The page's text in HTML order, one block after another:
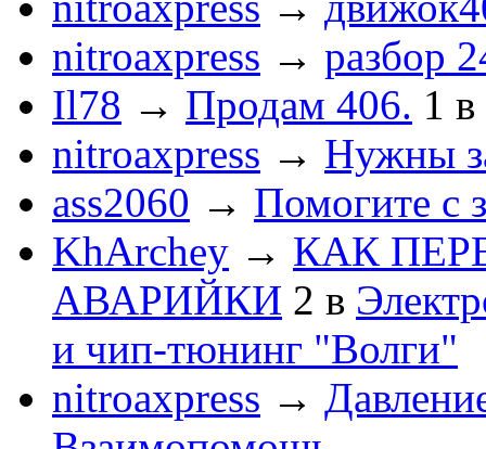
nitroaxpress → разбор
Il78 → Продам 406. 1 в
nitroaxpress → Нужны
ass2060 → Помогите с
KhArchey → КАК
АВАРИЙКИ 2 в
и чип-тюнинг "Волги"
nitroaxpress →